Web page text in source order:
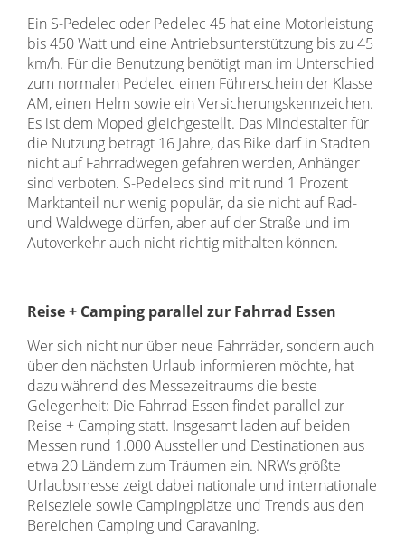
Ein S-Pedelec oder Pedelec 45 hat eine Motorleistung
bis 450 Watt und eine Antriebsunterstützung bis zu 45
km/h. Für die Benutzung benötigt man im Unterschied
zum normalen Pedelec einen Führerschein der Klasse
AM, einen Helm sowie ein Versicherungskennzeichen.
Es ist dem Moped gleichgestellt. Das Mindestalter für
die Nutzung beträgt 16 Jahre, das Bike darf in Städten
nicht auf Fahrradwegen gefahren werden, Anhänger
sind verboten. S-Pedelecs sind mit rund 1 Prozent
Marktanteil nur wenig populär, da sie nicht auf Rad-
und Waldwege dürfen, aber auf der Straße und im
Autoverkehr auch nicht richtig mithalten können.
Reise + Camping parallel zur Fahrrad Essen
Wer sich nicht nur über neue Fahrräder, sondern auch
über den nächsten Urlaub informieren möchte, hat
dazu während des Messezeitraums die beste
Gelegenheit: Die Fahrrad Essen findet parallel zur
Reise + Camping statt. Insgesamt laden auf beiden
Messen rund 1.000 Aussteller und Destinationen aus
etwa 20 Ländern zum Träumen ein. NRWs größte
Urlaubsmesse zeigt dabei nationale und internationale
Reiseziele sowie Campingplätze und Trends aus den
Bereichen Camping und Caravaning.